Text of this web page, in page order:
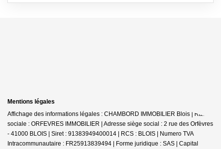
Mentions légales
Affichage des informations légales : CHAMBORD IMMOBILIER Blois | Raison
sociale : ORFEVRES IMMOBILIER | Adresse siège social : 2 rue des Orfèvres
- 41000 BLOIS | Siret : 91383949400014 | RCS : BLOIS | Numero TVA
Intracommunautaire : FR25913839494 | Forme juridique : SAS | Capital